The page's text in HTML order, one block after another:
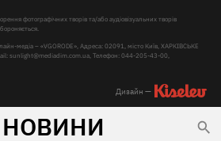
НОВИНИ
фотографічних творів та/або аудіовізуальних творів
медіа – «VGORODE», Адреса: 02091, місто Київ, ХАРКІВСЬКЕ
sunlight@mediadim.com.ua, Телефон: 044-205-43-00,
Дизайн —